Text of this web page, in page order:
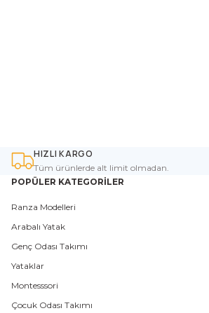
HIZLI KARGO
Tüm ürünlerde alt limit olmadan.
POPÜLER KATEGORİLER
Ranza Modelleri
Arabalı Yatak
Genç Odası Takımı
Yataklar
Montesssori
Çocuk Odası Takımı